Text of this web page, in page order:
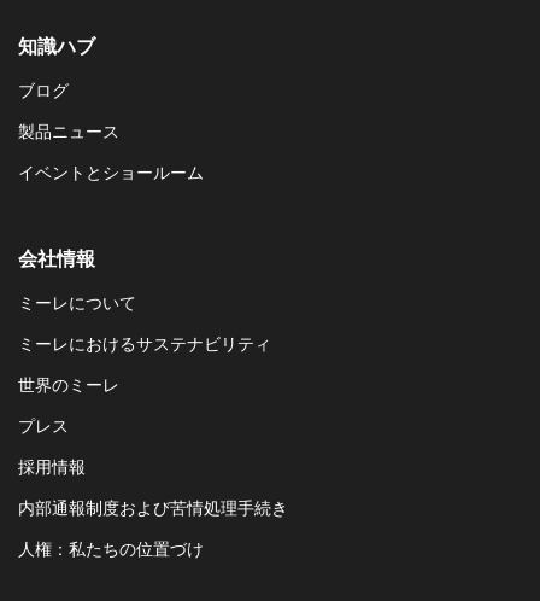
知識ハブ
ブログ
製品ニュース
イベントとショールーム
会社情報
ミーレについて
ミーレにおけるサステナビリティ
世界のミーレ
プレス
採用情報
内部通報制度および苦情処理手続き
人権：私たちの位置づけ